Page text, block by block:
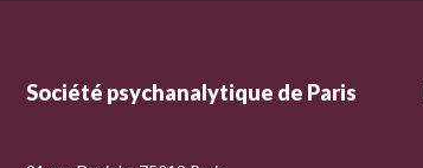
Société psychanalytique de Paris